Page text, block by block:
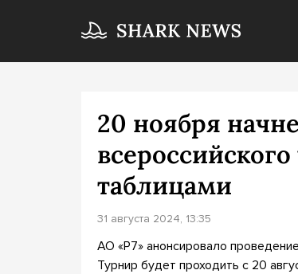
20 ноября
таблицами
31 августа 2024, 13:35
АО «Р7» анонсировало
Турнир будет проходить с 20